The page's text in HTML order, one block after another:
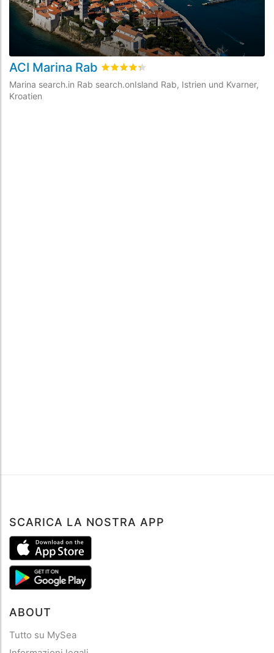
ACI Marina Rab rating.rated
Marina search.in Rab search.onIsland Rab, Istrien und Kvarner,
Kroatien
SCARICA LA NOSTRA APP
ABOUT
Tutto su MySea